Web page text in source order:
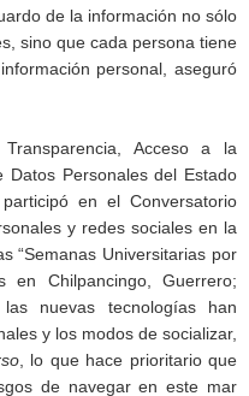
de la información no sólo
sino que cada persona tiene
personal, aseguró
Acceso a la
Datos Personales del Estado
en el Conversatorio
y redes sociales en la
“Semanas Universitarias por
en Chilpancingo, Guerrero;
nuevas tecnologías han
y los modos de socializar,
, lo que hace prioritario que
de navegar en este mar